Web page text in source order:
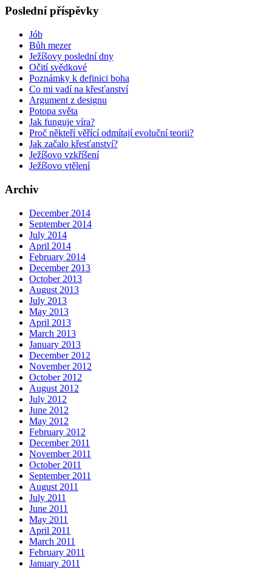
Poslední příspěvky
Jób
Bůh mezer
Ježíšovy poslední dny
Očití svědkové
Poznámky k definici boha
Co mi vadí na křesťanství
Argument z designu
Potopa světa
Jak funguje víra?
Proč někteří věřící odmítají evoluční teorii?
Jak začalo křesťanství?
Ježíšovo vzkříšení
Ježíšovo vtělení
Archiv
December 2014
September 2014
July 2014
April 2014
February 2014
December 2013
October 2013
August 2013
July 2013
May 2013
April 2013
March 2013
January 2013
December 2012
November 2012
October 2012
August 2012
July 2012
June 2012
May 2012
February 2012
December 2011
November 2011
October 2011
September 2011
August 2011
July 2011
June 2011
May 2011
April 2011
March 2011
February 2011
January 2011